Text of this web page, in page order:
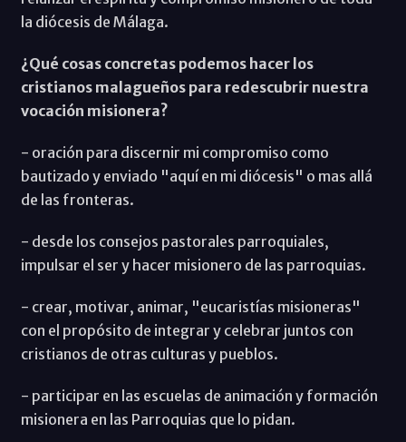
la diócesis de Málaga.
¿Qué cosas concretas podemos hacer los
cristianos malagueños para redescubrir nuestra
vocación misionera?
- oración para discernir mi compromiso como
bautizado y enviado "aquí en mi diócesis" o mas allá
de las fronteras.
- desde los consejos pastorales parroquiales,
impulsar el ser y hacer misionero de las parroquias.
- crear, motivar, animar, "eucaristías misioneras"
con el propósito de integrar y celebrar juntos con
cristianos de otras culturas y pueblos.
- participar en las escuelas de animación y formación
misionera en las Parroquias que lo pidan.